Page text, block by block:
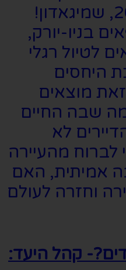
שיצאה בשנת 2021, שמיגאדון!
בניו-יורק,
לטיול רגלי
היחסים
מוצאים
שבה החיים
לא
לברוח מהעיירה
אמיתית, האם
וחזרה לעולם
קהל היעד: